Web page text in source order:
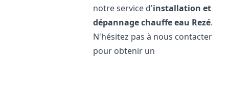
notre service d'installation et
dépannage chauffe eau Rezé.
N'hésitez pas à nous contacter
pour obtenir un